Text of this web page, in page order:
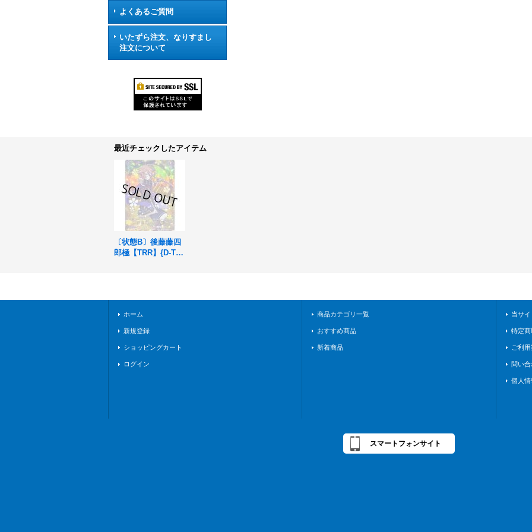
よくあるご質問
いたずら注文、なりすまし
注文について
最近チェックしたアイテム
〔状態B〕後藤藤四
郎極【TRR】{D-TB0
ホーム
新規登録
ショッピングカート
ログイン
商品カテゴリ一覧
おすすめ商品
新着商品
当サ
特定
ご利
問い合
個人
スマートフォンサイト